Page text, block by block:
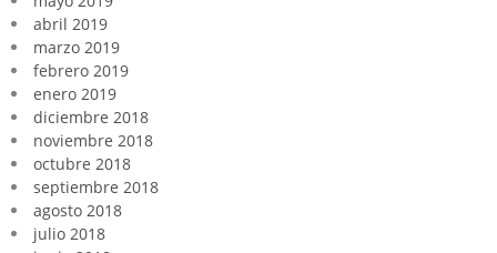
abril 2019
marzo 2019
febrero 2019
enero 2019
diciembre 2018
noviembre 2018
octubre 2018
septiembre 2018
agosto 2018
julio 2018